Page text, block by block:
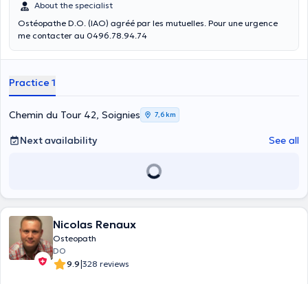
About the specialist
Ostéopathe D.O. (IAO) agréé par les mutuelles. Pour une urgence
me contacter au 0496.78.94.74
Practice 1
Chemin du Tour 42, Soignies 7,6 km
Next availability See all
Nicolas Renaux
Osteopath
DO
9.9|328 reviews